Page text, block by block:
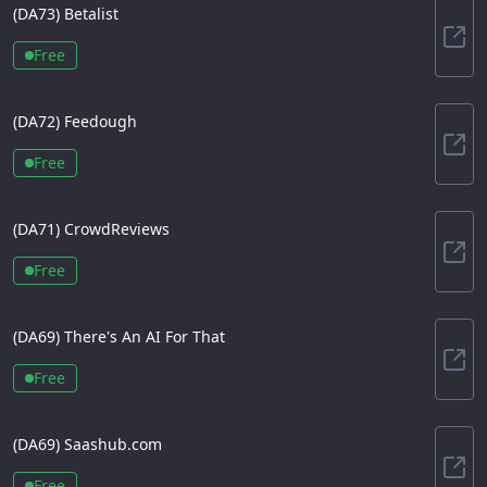
(DA73) Betalist
Free
(DA72) Feedough
Free
(DA71) CrowdReviews
Free
(DA69) There's An AI For That
Free
(DA69) Saashub.com